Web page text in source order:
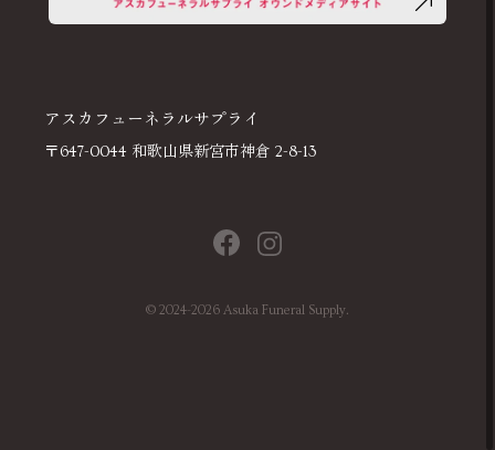
アスカフューネラルサプライ
〒647-0044 和歌山県新宮市神倉 2-8-13
© 2024-2026Asuka Funeral Supply.